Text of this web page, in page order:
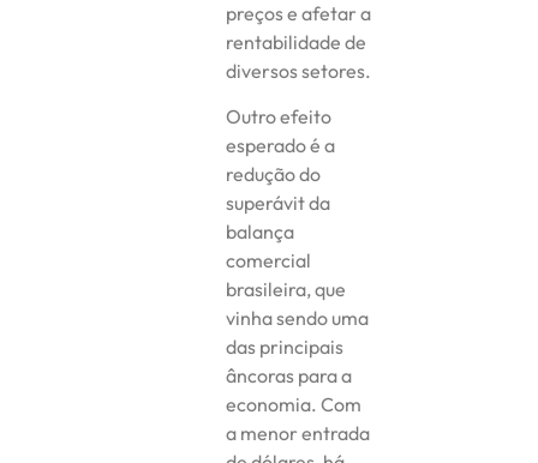
preços e afetar a
rentabilidade de
diversos setores.
Outro efeito
esperado é a
redução do
superávit da
balança
comercial
brasileira, que
vinha sendo uma
das principais
âncoras para a
economia. Com
a menor entrada